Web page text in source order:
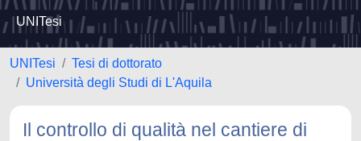
UNITesi
UNITesi
Tesi di dottorato
Università degli Studi di L'Aquila
Il controllo di qualità nel cantiere di